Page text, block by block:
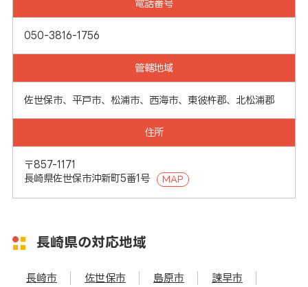
電話番号
050-3816-1756
管轄地域
佐世保市、平戸市、松浦市、西海市、東彼杵郡、北松浦郡
住所
〒857-1171
長崎県佐世保市沖新町5番1号
MAP
長崎県の対応地域
長崎市 佐世保市 島原市 諫早市